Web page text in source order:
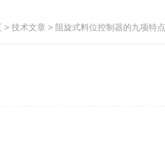
> 技术文章 > 阻旋式料位控制器的九项特点